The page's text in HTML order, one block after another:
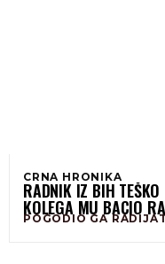
CRNA HRONIKA
RADNIK IZ BIH
KOLEGA MU BACIO
GLAVU
POGODIO GA